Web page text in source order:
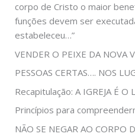
corpo de Cristo o maior
funções devem ser
estabeleceu…”
VENDER O PEIXE DA NOVA
PESSOAS CERTAS…. NOS
Recapitulação: A IGREJA É O
Princípios para
NÃO SE NEGAR AO CORPO